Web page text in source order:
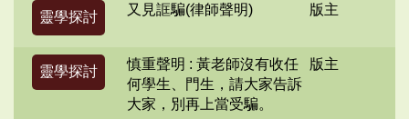
靈學探討 又見誆騙(律師聲明) 版主
靈學探討
慎重聲明 : 黃老師沒有收任
何學生、門生，請大家告訴
大家，別再上當受騙。
版主